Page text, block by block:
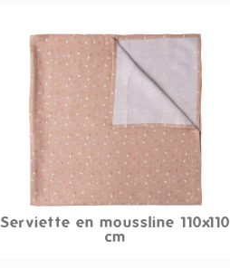
Serviette en moussline 110x110
cm